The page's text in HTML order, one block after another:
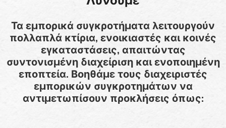
Τα εμπορικά συγκροτήματα λειτουργούν
πολλαπλά κτίρια, ενοικιαστές και κοινές
εγκαταστάσεις, απαιτώντας
συντονισμένη διαχείριση και ενοποιημένη
εποπτεία. Βοηθάμε τους διαχειριστές
εμπορικών συγκροτημάτων να
αντιμετωπίσουν προκλήσεις όπως: